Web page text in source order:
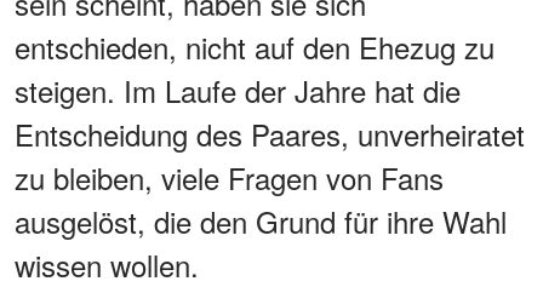
entschieden, nicht auf den Ehezug zu
steigen. Im Laufe der Jahre hat die
Entscheidung des Paares, unverheiratet
zu bleiben, viele Fragen von Fans
ausgelöst, die den Grund für ihre Wahl
wissen wollen.